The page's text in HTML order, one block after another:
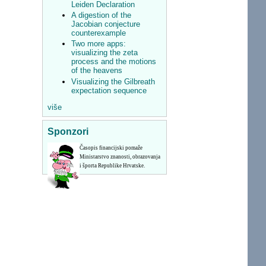
Leiden Declaration
A digestion of the
Jacobian conjecture
counterexample
Two more apps:
visualizing the zeta
process and the motions
of the heavens
Visualizing the Gilbreath
expectation sequence
više
Sponzori
Časopis financijski pomaže
Ministarstvo znanosti, obrazovanja
i športa Republike Hrvatske.